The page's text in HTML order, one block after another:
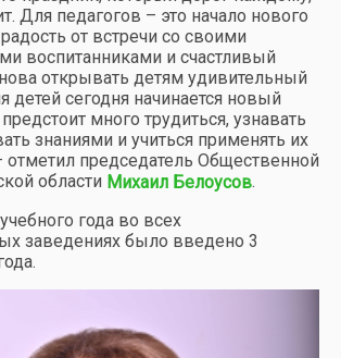
Для педагогов – это начало нового
от встречи со своими
воспитанниками и счастливый
открывать детям удивительный
детей сегодня начинается новый
много трудиться, узнавать
знаниями и учиться применять их
отметил председатель Общественной
области Михаил Белоусов.
года во всех
заведениях было введено 3